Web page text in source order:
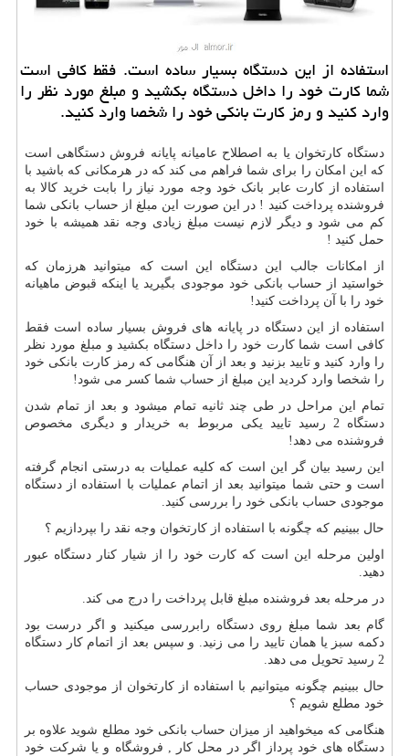
استفاده از این دستگاه بسیار ساده است. فقط كافی است
شما كارت خود را داخل دستگاه بكشید و مبلغ مورد نظر را
وارد كنید و رمز كارت بانكی خود را شخصا وارد كنید.
دستگاه کارتخوان یا به اصطلاح عامیانه پایانه فروش دستگاهی است
که این امکان را برای شما فراهم می کند که در هرمکانی که باشید با
استفاده از کارت عابر بانک خود وجه مورد نیاز را بابت خرید کالا به
فروشنده پرداخت کنید ! در این صورت این مبلغ از حساب بانکی شما
کم می شود و دیگر لازم نیست مبلغ زیادی وجه نقد همیشه با خود
حمل کنید !
از امکانات جالب این دستگاه این است که میتوانید هرزمان که
خواستید از حساب بانکی خود موجودی بگیرید یا اینکه قبوض ماهیانه
خود را با آن پرداخت کنید!
استفاده از این دستگاه در پایانه های فروش بسیار ساده است فقط
کافی است شما کارت خود را داخل دستگاه بکشید و مبلغ مورد نظر
را وارد کنید و تایید بزنید و بعد از آن هنگامی که رمز کارت بانکی خود
را شخصا وارد کردید این مبلغ از حساب شما کسر می شود!
تمام این مراحل در طی چند ثانیه تمام میشود و بعد از تمام شدن
دستگاه 2 رسید تایید یکی مربوط به خریدار و دیگری مخصوص
فروشنده می دهد!
این رسید بیان گر این است که کلیه عملیات به درستی انجام گرفته
است و حتی شما میتوانید بعد از اتمام عملیات با استفاده از دستگاه
موجودی حساب بانکی خود را بررسی کنید.
حال ببینیم که چگونه با استفاده از کارتخوان وجه نقد را بپردازیم ؟
اولین مرحله این است که کارت خود را از شیار کنار دستگاه عبور
دهید.
در مرحله بعد فروشنده مبلغ قابل پرداخت را درج می کند.
گام بعد شما مبلغ روی دستگاه رابررسی میکنید و اگر درست بود
دکمه سبز یا همان تایید را می زنید. و سپس بعد از اتمام کار دستگاه
2 رسید تحویل می دهد.
حال ببینیم چگونه میتوانیم با استفاده از کارتخوان از موجودی حساب
خود مطلع شویم ؟
هنگامی که میخواهید از میزان حساب بانکی خود مطلع شوید علاوه بر
دستگاه های خود پرداز اگر در محل کار , فروشگاه و یا شرکت خود